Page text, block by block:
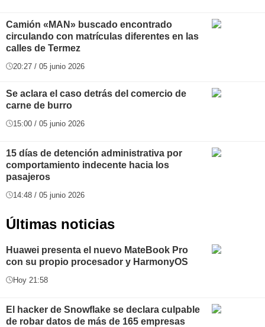
Camión «MAN» buscado encontrado
circulando con matrículas diferentes en las
calles de Termez
20:27 / 05 junio 2026
Se aclara el caso detrás del comercio de
carne de burro
15:00 / 05 junio 2026
15 días de detención administrativa por
comportamiento indecente hacia los
pasajeros
14:48 / 05 junio 2026
Últimas noticias
Huawei presenta el nuevo MateBook Pro
con su propio procesador y HarmonyOS
Hoy 21:58
El hacker de Snowflake se declara culpable
de robar datos de más de 165 empresas